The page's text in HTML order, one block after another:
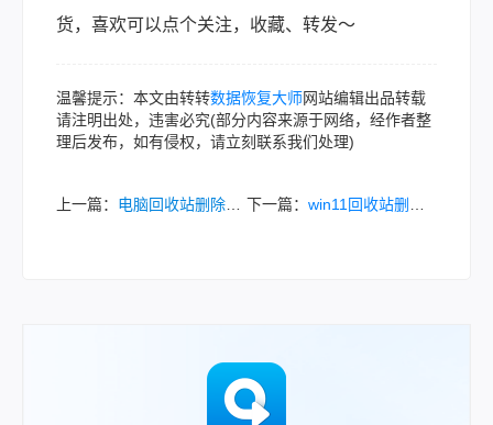
货，喜欢可以点个关注，收藏、转发～
温馨提示：本文由转转数据恢复大师网站编辑出品转载
请注明出处，违害必究(部分内容来源于网络，经作者整
理后发布，如有侵权，请立刻联系我们处理)
上一篇： 电脑回收站删除的文件怎么恢复？5种方法让你的文件原地复活！ 下一篇： win11回收站删除的文件怎么恢复？5大常用方法全解析！